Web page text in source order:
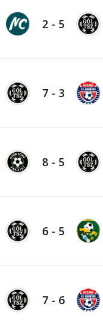
2- 5
7- 3
8- 5
6- 5
7- 6